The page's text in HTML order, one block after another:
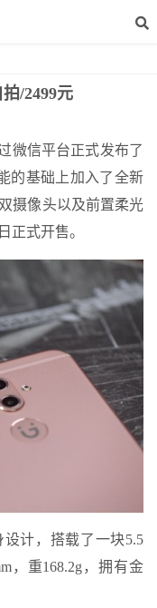
/2499元
微信平台正式发布了
的基础上加入了全新
摄像头以及前置柔光
正式开售。
计，搭载了一块5.5
，重168.2g，拥有金